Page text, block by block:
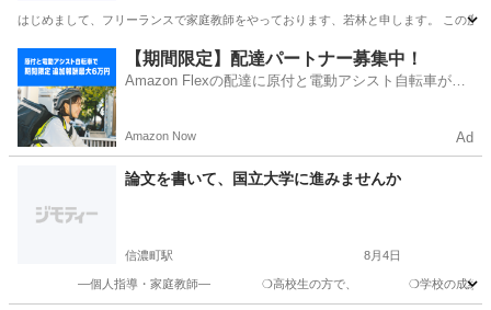
はじめまして、フリーランスで家庭教師をやっております、若林と申します。 この度、
家庭教師 オンライン
【期間限定】配達パートナー募集中！
Amazon Flexの配達に原付と電動アシスト自転車が登
Amazon Now Ad
論文を書いて、国立大学に進みませんか
信濃町駅 8月4日
―個人指導・家庭教師― ❍高校生の方で、 ❍学校の成績が